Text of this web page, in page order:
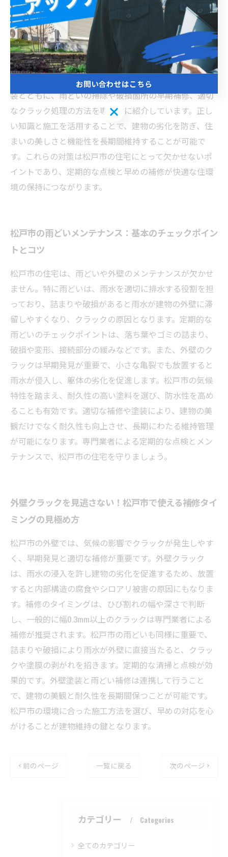
雨どいのメンテナンスが欠かせません。雨どいが詰まっ
たり破損したりすると、雨水の流れが阻害され、外壁に
過度な水分が触れることでクラックの発生や劣化を招く
ことがあります。外壁のクラックは放置すると内部への
水の浸入を許し、構造的な問題に発展する恐れがありま
す。当ブログでは、松戸市の気候条件に合わせた外壁塗
装とともに、雨どいの掃除や破損箇所の早期補修、適切
なクラック処理の方法を専門的に紹介しています。正し
い知識と施工を活用することで、建物の劣化を防ぎ、住
まいの美しさと機能性を長期間維持することが可能で
す。これらの対策は松戸市の住宅にとって欠かせないポ
イントであり、定期的な点検と早めの補修が快適な住環
境の保持につながります。
松戸市の雨どいメンテナンス：基本のチェックポイン
トとコツ
松戸市の住宅は、雨どいや外壁のメンテナンスが欠かせ
ません。特に雨どいは、雨水を適切に排水する役割を担
っており、詰まりや破損があると雨水が建物の外壁に滞
留しやすくなり、クラックの原因となります。定期的な
雨どいのチェックポイントは、落ち葉やゴミの詰まり、
破損や変形、接続部分の緩みなどです。また、外壁のク
ラックは早期発見が重要で、小さな亀裂でも放置すると
雨水が侵入し、躯体の劣化を促進します。松戸市の気候
特性を踏まえ、耐久性の高い塗料を選び、防水性を高め
ることも有効です。適切な補修や塗装により、建物の美
観だけでなく耐久性も向上させ、長期にわたる維持管理
が可能になります。専門業者による定期的な点検とメン
テナンスで、松戸市の住宅を守りましょう。
外壁クラックを見逃さない！松戸市で使える補修タイ
ミングの見極め方
松戸市の外壁では、気候の影響でクラックが発生しやす
く、早期発見と適切な補修が重要です。外壁クラック
は、雨水の浸入を許し建物の劣化を促進するため、放置
すると内部構造の腐食やシロアリ被害の原因にもなりま
す。補修のタイミングは、ひび割れの幅や深さで判断
し、一般的に幅0.3mm以上のクラックは専門業者による
補修が推奨されます。松戸市の雨どいも同様に重要で、
詰まりや破損により雨水が外壁に直接当たると、クラッ
クや塗膜の剥がれを招きます。定期的な清掃と点検が効
果的です。外壁塗装と雨どい補修は連携して行うこと
で、建物の美観と耐久性を長期間保つことが可能です。
松戸市の環境に合った施工方法を選び、早めの対応を心
がけることが建物維持の鍵となります。
< 前のページ 一覧に戻る 次のページ >
カテゴリー Categories
全てのカテゴリー
お問い合わせはこちら
お問い合わせはこちら